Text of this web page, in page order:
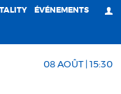
ÉVÉNEMENTS
08 AOÛT | 15:30